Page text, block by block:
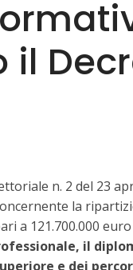
il
n. 2 del 23
la
a 121.700.000
il
e dei